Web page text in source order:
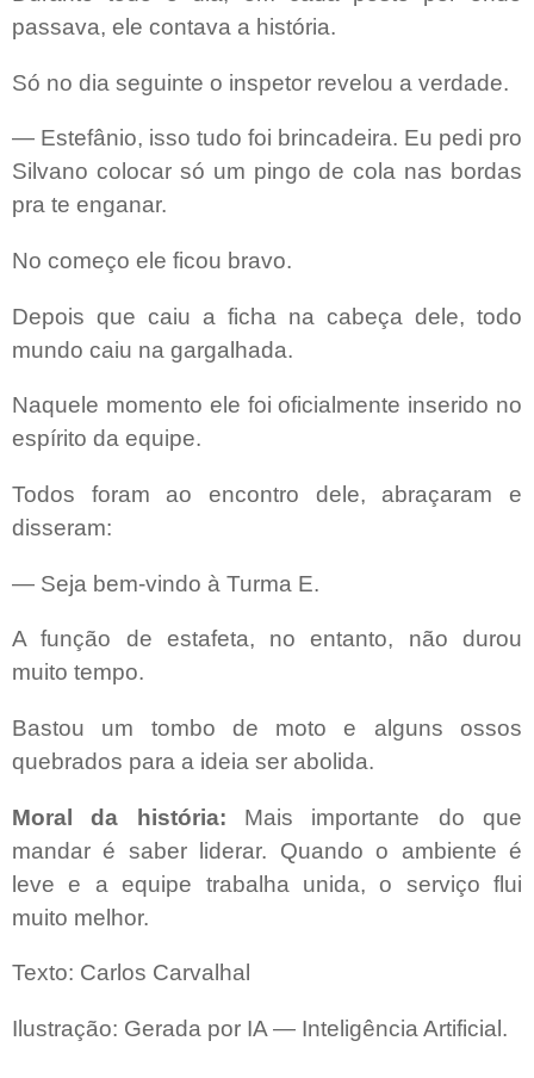
passava, ele contava a história.
Só no dia seguinte o inspetor revelou a verdade.
— Estefânio, isso tudo foi brincadeira. Eu pedi pro
Silvano colocar só um pingo de cola nas bordas
pra te enganar.
No começo ele ficou bravo.
Depois que caiu a ficha na cabeça dele, todo
mundo caiu na gargalhada.
Naquele momento ele foi oficialmente inserido no
espírito da equipe.
Todos foram ao encontro dele, abraçaram e
disseram:
— Seja bem-vindo à Turma E.
A função de estafeta, no entanto, não durou
muito tempo.
Bastou um tombo de moto e alguns ossos
quebrados para a ideia ser abolida.
Moral da história: Mais importante do que
mandar é saber liderar. Quando o ambiente é
leve e a equipe trabalha unida, o serviço flui
muito melhor.
Texto: Carlos Carvalhal
Ilustração: Gerada por IA — Inteligência Artificial.